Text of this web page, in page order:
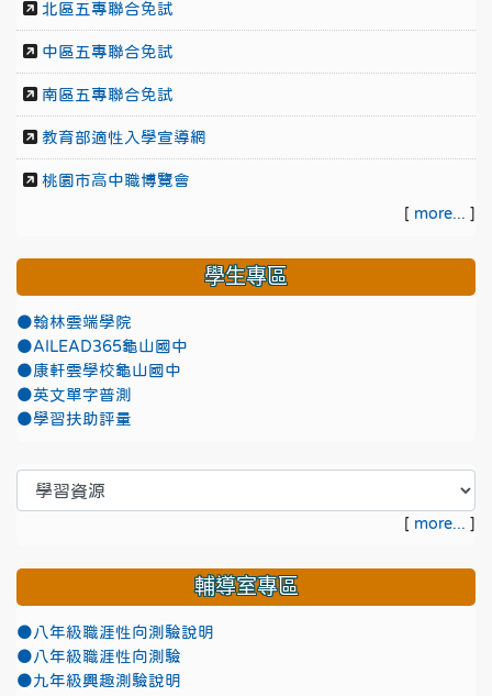
北區五專聯合免試
中區五專聯合免試
南區五專聯合免試
教育部適性入學宣導網
桃園市高中職博覽會
[ more... ]
學生專區
●翰林雲端學院
●AILEAD365龜山國中
●康軒雲學校龜山國中
●英文單字普測
●學習扶助評量
[ more... ]
輔導室專區
●八年級職涯性向測驗說明
●八年級職涯性向測驗
●九年級興趣測驗說明